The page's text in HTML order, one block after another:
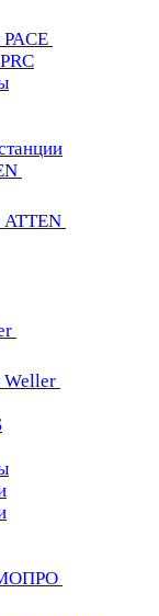
ATTEN
Weller